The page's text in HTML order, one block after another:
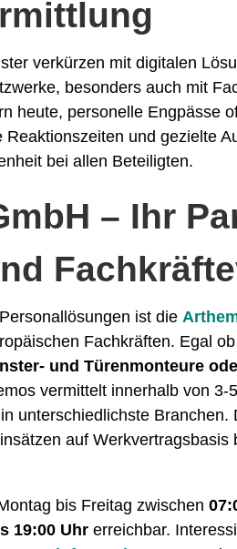
verkürzen mit digitalen
besonders auch mit
heute, personelle Engpässe
Reaktionszeiten und gezielte
bei allen Beteiligten.
– Ihr
ist die
Fachkräften. Egal
und Türenmonteure
vermittelt innerhalb von 3-
unterschiedlichste Branchen.
auf Werkvertragsbasis
bis Freitag zwischen
19:00 Uhr erreichbar.